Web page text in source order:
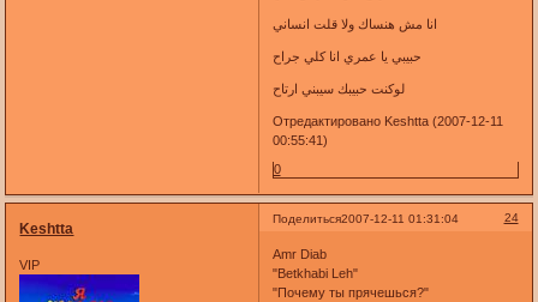
انا مش هنساك ولا قلت انساني
حبيبي يا عمري انا كلي جراح
لوكنت حبيبك سيبني ارتاح
Отредактировано Keshtta (2007-12-11
00:55:41)
0
Поделиться 24
2007-12-11 01:31:04
Keshtta
VIP
Amr Diab
"Betkhabi Leh"
"Почему ты прячешься?"